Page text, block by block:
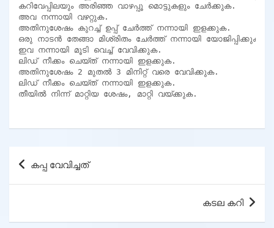
കറിവേപ്പിലയും അരിഞ്ഞ വാഴപ്പൂ മൊട്ടുകളും ചേർക്കുക.
അവ നന്നായി വഴറ്റുക.
അതിനുശേഷം കുറച്ച് ഉപ്പ് ചേർത്ത് നന്നായി ഇളക്കുക.
ഒരു നാടൻ തേങ്ങാ മിശ്രിതം ചേർത്ത് നന്നായി യോജിപ്പിക്കുക.
ഇവ നന്നായി മൂടി വെച്ച് വേവിക്കുക.
ലിഡ് നീക്കം ചെയ്ത് നന്നായി ഇളക്കുക.
അതിനുശേഷം 2 മുതൽ 3 മിനിറ്റ് വരെ വേവിക്കുക.
ലിഡ് നീക്കം ചെയ്ത് നന്നായി ഇളക്കുക.
തീയിൽ നിന്ന് മാറ്റിയ ശേഷം, മാറ്റി വയ്ക്കുക.
Post
navigation
കപ്പ വേവിച്ചത്
കടല കറി